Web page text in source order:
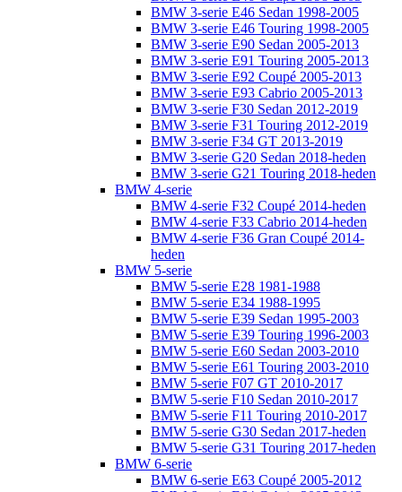
BMW 3-serie E46 Sedan 1998-2005
BMW 3-serie E46 Touring 1998-2005
BMW 3-serie E90 Sedan 2005-2013
BMW 3-serie E91 Touring 2005-2013
BMW 3-serie E92 Coupé 2005-2013
BMW 3-serie E93 Cabrio 2005-2013
BMW 3-serie F30 Sedan 2012-2019
BMW 3-serie F31 Touring 2012-2019
BMW 3-serie F34 GT 2013-2019
BMW 3-serie G20 Sedan 2018-heden
BMW 3-serie G21 Touring 2018-heden
BMW 4-serie
BMW 4-serie F32 Coupé 2014-heden
BMW 4-serie F33 Cabrio 2014-heden
BMW 4-serie F36 Gran Coupé 2014-
heden
BMW 5-serie
BMW 5-serie E28 1981-1988
BMW 5-serie E34 1988-1995
BMW 5-serie E39 Sedan 1995-2003
BMW 5-serie E39 Touring 1996-2003
BMW 5-serie E60 Sedan 2003-2010
BMW 5-serie E61 Touring 2003-2010
BMW 5-serie F07 GT 2010-2017
BMW 5-serie F10 Sedan 2010-2017
BMW 5-serie F11 Touring 2010-2017
BMW 5-serie G30 Sedan 2017-heden
BMW 5-serie G31 Touring 2017-heden
BMW 6-serie
BMW 6-serie E63 Coupé 2005-2012